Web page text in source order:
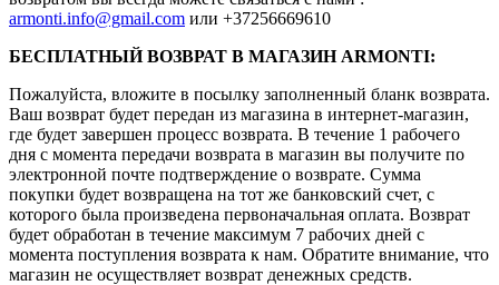
armonti.info@gmail.com или +37256669610
БЕСПЛАТНЫЙ ВОЗВРАТ В МАГАЗИН ARMONTI:
Пожалуйста, вложите в посылку заполненный бланк возврата.
Ваш возврат будет передан из магазина в интернет-магазин,
где будет завершен процесс возврата. В течение 1 рабочего
дня с момента передачи возврата в магазин вы получите по
электронной почте подтверждение о возврате. Сумма
покупки будет возвращена на тот же банковский счет, с
которого была произведена первоначальная оплата. Возврат
будет обработан в течение максимум 7 рабочих дней с
момента поступления возврата к нам. Обратите внимание, что
магазин не осуществляет возврат денежных средств.